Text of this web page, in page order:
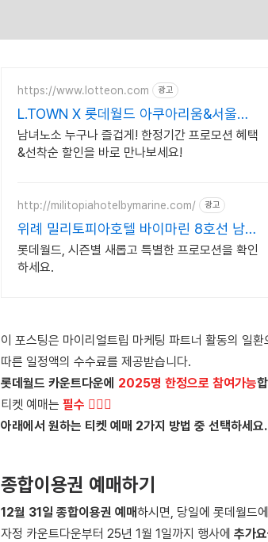
https://www.lotteon.com 광고
L.TOWN X 롯데월드 아쿠아리움&서울스
카이 특가
남녀노소 누구나 즐겁게! 한정기간 프로모션 혜택
&선착순 할인을 바로 만나보세요!
http://militopiahotelbymarine.com/ 광고
위례 밀리토피아호텔 바이마린 8호선 남위
례역 도보 10분
롯데월드, 시즌별 새롭고 특별한 프로모션을 확인
하세요.
이 포스팅은 마이리얼트립 마케팅 파트너 활동의 일환
따른 일정액의 수수료를 제공받습니다.
롯데월드 카운트다운에 2025명 한정으로 참여가능
티켓 예매는 필수 💁🏻‍♀️
아래에서 원하는 티켓 예매 2가지 방법 중 선택하세요.
종합이용권 예매하기
12월 31일 종합이용권 예매하시면, 당일에 롯데월드
자정 카운트다운부터 25년 1월 1일까지 행사에 추가